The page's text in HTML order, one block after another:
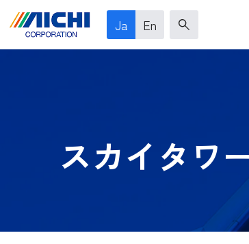
Ja En
スカイタワ